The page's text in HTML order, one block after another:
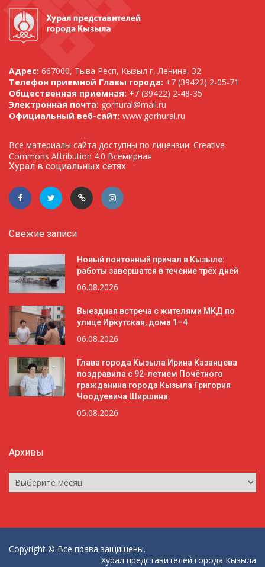
Адрес: 667000, Тыва Респ, Кызыл г, Ленина, 32
Телефон приемной Главы города: +7 (39422) 2-05-71
Общественная приемная: +7 (39422) 2-48-35
Электронная почта: gorhural@mail.ru
Официальный веб-сайт: www.gorhural.ru
Все материалы сайта доступны по лицензии: Creative
Commons Attribution 4.0 Всемирная
Хурал в социальных сетях
Свежие записи
Новый понтонный причал в Кызыле:
работы завершатся в течение трёх дней
06.08.2026
Выездная встреча с жителями МКД по
улице Иркутская, дома 1–4
06.08.2026
Глава города Кызыла Ирина Казанцева
поздравила с 92-летием Почётного
гражданина города Кызыла Григория
Чоодуевича Ширшина
05.08.2026
Архивы
Архивы
Copyright © Все права защищены.
Хурал представителей города Кызыла